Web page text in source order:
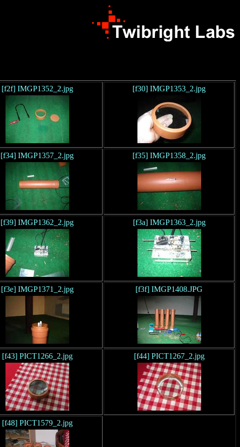
[f2f] IMGP1352_2.jpg [f30] IMGP1353_2.jpg
[f34] IMGP1357_2.jpg [f35] IMGP1358_2.jpg
[f39] IMGP1362_2.jpg [f3a] IMGP1363_2.jpg
[f3e] IMGP1371_2.jpg [f3f] IMGP1408.JPG
[f43] PICT1266_2.jpg [f44] PICT1267_2.jpg
[f48] PICT1579_2.jpg